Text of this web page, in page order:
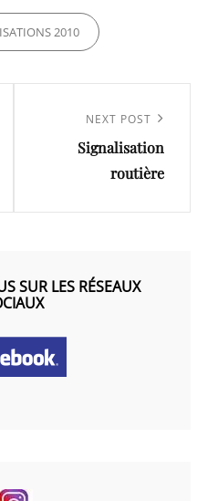
2010
NEXT POST
Signalisation
routière
SUR LES RÉSEAUX